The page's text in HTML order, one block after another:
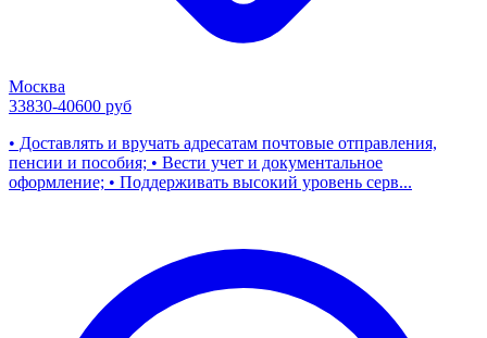
Москва
33830-40600 руб
• Доставлять и вручать адресатам почтовые отправления,
пенсии и пособия; • Вести учет и документальное
оформление; • Поддерживать высокий уровень серв...